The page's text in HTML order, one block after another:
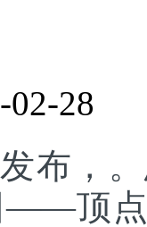
28
布，
——顶